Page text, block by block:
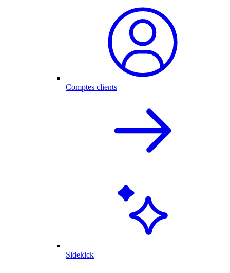
Comptes clients
Sidekick